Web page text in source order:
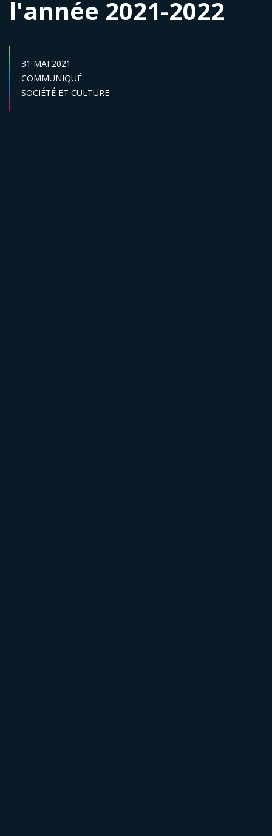
l'année 2021-2022
DATE DE PUBLICATION :
31 MAI 2021
Catégories :
COMMUNIQUÉ
Secteur :
SOCIÉTÉ ET CULTURE